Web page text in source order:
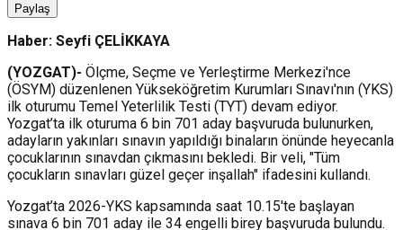
Paylaş
Haber: Seyfi ÇELİKKAYA
(YOZGAT)- Ölçme, Seçme ve Yerleştirme Merkezi'nce
(ÖSYM) düzenlenen Yükseköğretim Kurumları Sınavı'nın (YKS)
ilk oturumu Temel Yeterlilik Testi (TYT) devam ediyor.
Yozgat’ta ilk oturuma 6 bin 701 aday başvuruda bulunurken,
adayların yakınları sınavın yapıldığı binaların önünde heyecanla
çocuklarının sınavdan çıkmasını bekledi. Bir veli, "Tüm
çocukların sınavları güzel geçer inşallah" ifadesini kullandı.
Yozgat’ta 2026-YKS kapsamında saat 10.15'te başlayan
sınava 6 bin 701 aday ile 34 engelli birey başvuruda bulundu.